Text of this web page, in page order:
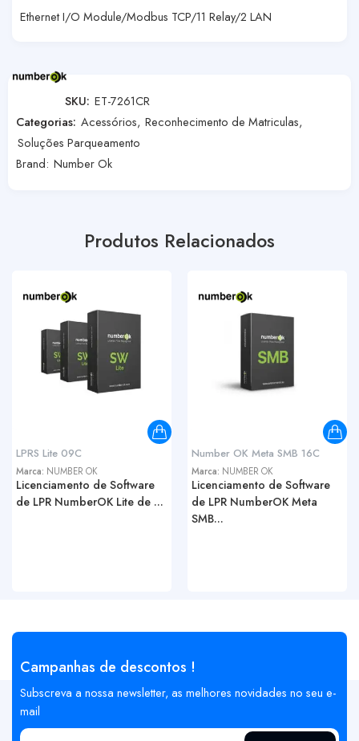
Ethernet I/O Module/Modbus TCP/11 Relay/2 LAN
SKU: ET-7261CR
Categorias: Acessórios, Reconhecimento de Matriculas,
Soluções Parqueamento
Brand: Number Ok
Produtos Relacionados
LPRS Lite 09C
Marca: NUMBER OK
Licenciamento de Software
de LPR NumberOK Lite de ...
Number OK Meta SMB 16C
Marca: NUMBER OK
Licenciamento de Software
de LPR NumberOK Meta
SMB...
Campanhas de descontos !
Subscreva a nossa newsletter, as melhores novidades no seu e-
mail